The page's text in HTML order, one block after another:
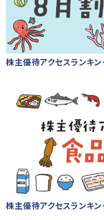
株主優待アクセスランキ
株主優待アクセスランキ